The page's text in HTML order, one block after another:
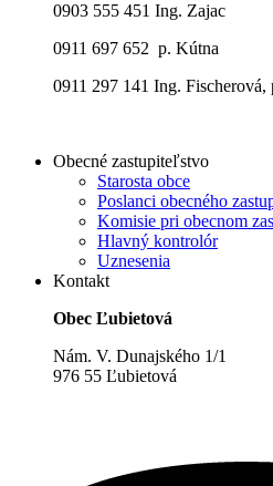
0903 555 451 Ing. Zajac
0911 697 652 p. Kútna
0911 297 141 Ing. Fischerová,
Obecné zastupiteľstvo
Starosta obce
Poslanci obecného
Komisie pri obecnom
Hlavný kontrolór
Uznesenia
Kontakt
Obec Ľubietová
Nám. V. Dunajského 1/1
976 55 Ľubietová